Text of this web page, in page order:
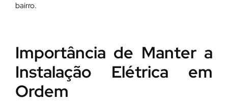
bairro.
Importância de Manter a
Instalação Elétrica em
Ordem